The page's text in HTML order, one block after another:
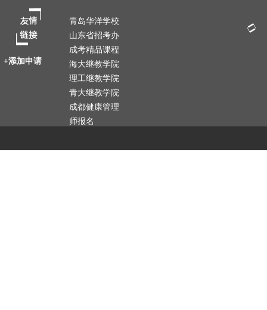
+添加申请
青岛华洋学校
山东省招考办
成考精品课程
海大继教学院
理工继教学院
青大继教学院
成都健康管理
师报名